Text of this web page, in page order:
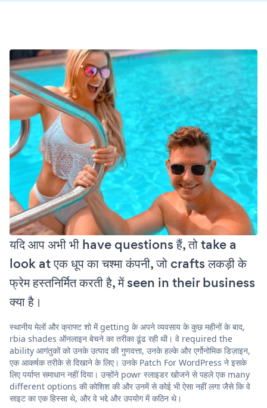
यदि आप अभी भी have questions हैं, तो take a
look at एक धूप का चश्मा कंपनी, जो crafts लकड़ी के
फ्रेम हस्तनिर्मित करती है, में seen in their business
क्या है।
स्थानीय मेलों और क्राफ्ट शो में getting के अपने व्यवसाय के कुछ महीनों के बाद,
rbia shades ऑनलाइन बेचने का तरीका ढूंढ रही थी। वे required the
ability आगंतुकों को उनके उत्पाद की गुणवत्ता, उनके हल्के और एर्गोनोमिक डिज़ाइन,
एक आकर्षक तरीके से दिखाने के लिए। उनके Patch For WordPress ने इसके
लिए पर्याप्त समाधान नहीं दिया। उन्होंने powr स्लाइडर खोजने से पहले एक many
different options की कोशिश की और उनमें से कोई भी ऐसा नहीं लगा जैसे कि वे
साइट का एक हिस्सा थे, और वे भद्दे और उपयोग में कठिन थे।